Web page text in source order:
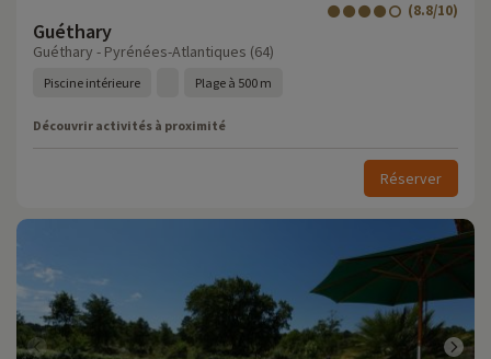
Guéthary
(8.8/10)
Guéthary - Pyrénées-Atlantiques (64)
Piscine intérieure Plage à 500 m
Découvrir activités à proximité
Réserver